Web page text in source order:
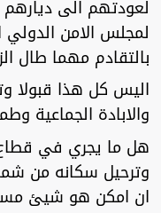
لعودتهم الى
لمجلس الامن
بالتقادم مهما طال
اليس كل هذا قبولا
والابادة الجماعية
هل ما يجري في
وترحيل سكانه من
ان امكن هو شيئ